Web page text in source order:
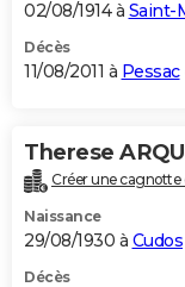
02/08/1914 à Saint-
Décès
11/08/2011 à Pessac
Therese
Créer une cagnotte
Naissance
29/08/1930 à Cudos
Décès